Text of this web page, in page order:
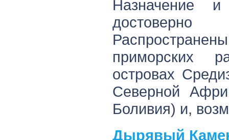
Назначение
приморских
островах
Северной
Боливия) и,
Дырявый